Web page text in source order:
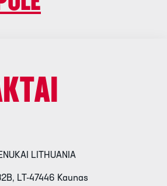
LITHUANIA
LT-47446 Kaunas